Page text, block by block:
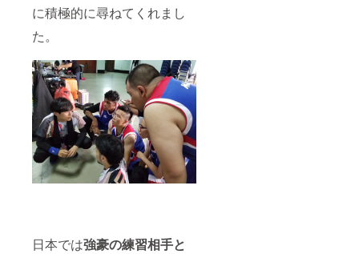
に積極的に尋ねてくれまし
た。
日本では強豪の練習相手と